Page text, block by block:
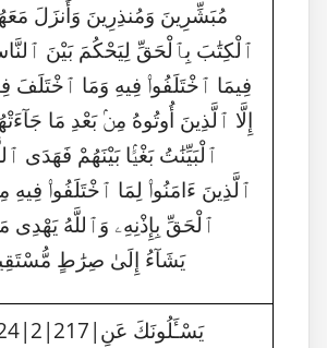
مُبَشِّرِينَ وَمُنذِرِينَ وَأَنزَلَ
ٱلْكِتَٰبَ بِٱلْحَقِّ لِيَحْكُمَ بَيْنَ
فِيمَا ٱخْتَلَفُوا۟ فِيهِ وَمَا ٱخْتَلَفَ
إِلَّا ٱلَّذِينَ أُوتُوهُ مِنۢ بَعْدِ مَا
ٱلْبَيِّنَٰتُ بَغْيًۢا بَيْنَهُمْ فَهَدَى
ٱلَّذِينَ ءَامَنُوا۟ لِمَا ٱخْتَلَفُوا۟ فِيهِ
ٱلْحَقِّ بِإِذْنِهِۦ وَٱللَّهُ يَهْدِى
يَشَآءُ إِلَىٰ صِرَٰطٍ